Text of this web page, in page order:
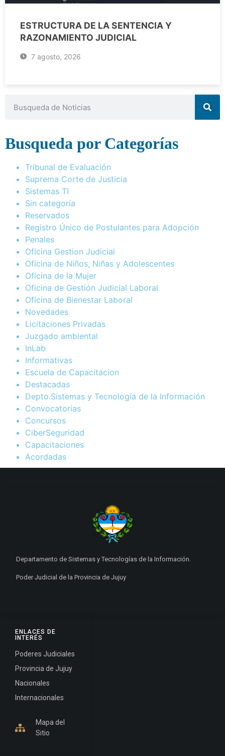
ESTRUCTURA DE LA SENTENCIA Y
RAZONAMIENTO JUDICIAL
7 agosto, 2026
Busqueda por Categorías
Tribunal de Evaluación
Suprema Corte de Justicia
Sistemas TI
Sin categoría
Reservados
Registro Único de Postulantes para Adopción
Penales
Oficina Gestion Judicial
Oficina de Niños, Niñas y Adolescentes
Oficina de la Mujer
Oficina de Gestión Judicial Laboral
Oficina de Bienestar Laboral
Novedades
Licitaciones Privadas
Juzgado ambiental
InLab
Informativas
Escuela de Capacitacion
Destacadas
Depto.Sistemas y Tecnología de la Información
Convocatorias
Concursos
CiberSeguridad
Capacitaciones
Acordadas
ENLACES DE
INTERÉS
Poderes Judiciales
Provincia de Jujuy
Nacionales
Internacionales
Mapa del
Sitio
Departamento de Sistemas y Tecnologías de la Información.
Poder Judicial de la Provincia de Jujuy